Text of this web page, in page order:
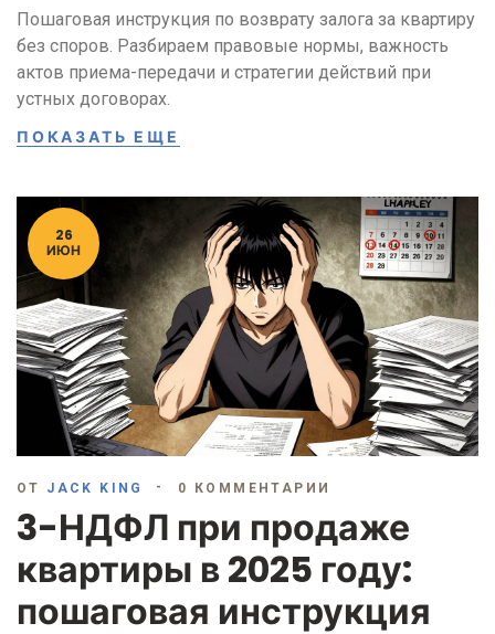
Пошаговая инструкция по возврату залога за квартиру
без споров. Разбираем правовые нормы, важность
актов приема-передачи и стратегии действий при
устных договорах.
ПОКАЗАТЬ ЕЩЕ
26
ИЮН
ОТ JACK KING 0 КОММЕНТАРИИ
3-НДФЛ при продаже
квартиры в 2025 году:
пошаговая инструкция